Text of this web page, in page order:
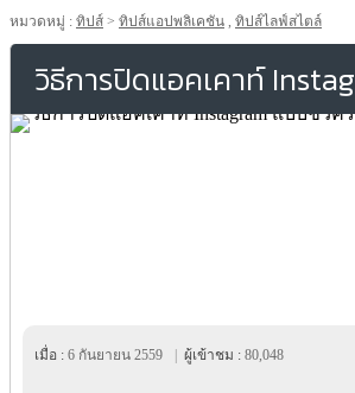
หมวดหมู่ : ทิปส์ > ทิปส์แอปพลิเคชัน , ทิปส์ไลฟ์สไตล์
วิธีการปิดแอคเคาท์
เมื่อ : 6 กันยายน 2559 ผู้เข้าชม : 80,048